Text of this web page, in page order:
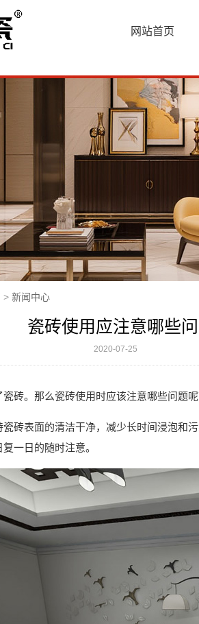
网站首页
> 新闻中心
瓷砖使用应注意哪些问
2020-07-25
砖。那么瓷砖使用时应该注意哪些问题呢
砖表面的清洁干净，减少长时间浸泡和
一日的随时注意。